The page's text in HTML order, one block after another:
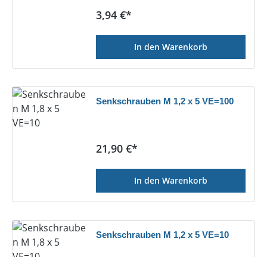
Regulärer Preis:
3,94 €*
In den Warenkorb
Senkschrauben M 1,2 x 5 VE=100
Regulärer Preis:
21,90 €*
In den Warenkorb
Senkschrauben M 1,2 x 5 VE=10